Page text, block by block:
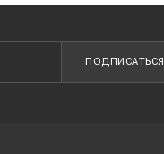
ПОДПИСАТЬСЯ